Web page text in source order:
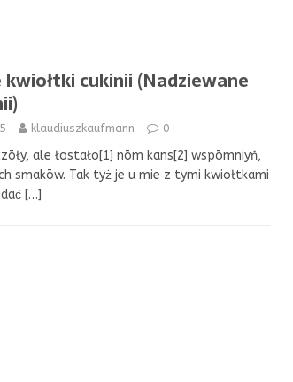
cukinii (Nadziewane
klaudiuszkaufmann 0
ale łostało[1] nōm kans[2] wspōmniyń,
smakōw. Tak tyż je u mie z tymi kwiołtkami
[…]